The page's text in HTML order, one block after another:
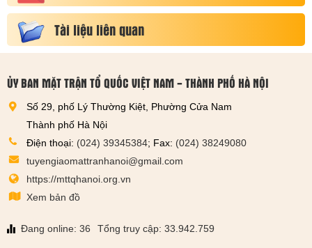
Tài liệu liên quan
ỦY BAN MẶT TRẬN TỔ QUỐC VIỆT NAM - THÀNH PHỐ HÀ NỘI
Số 29, phố Lý Thường Kiệt, Phường Cửa Nam
Thành phố Hà Nội
Điện thoại: (024) 39345384; Fax: (024) 38249080
tuyengiaomattranhanoi@gmail.com
https://mttqhanoi.org.vn
Xem bản đồ
Đang online: 36 Tổng truy cập: 33.942.759